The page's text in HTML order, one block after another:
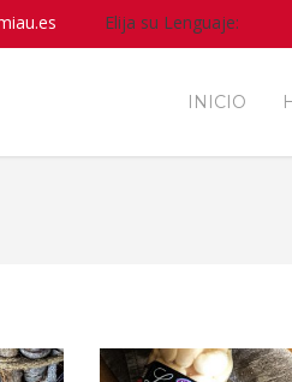
Elija su Lenguaje:
INICIO